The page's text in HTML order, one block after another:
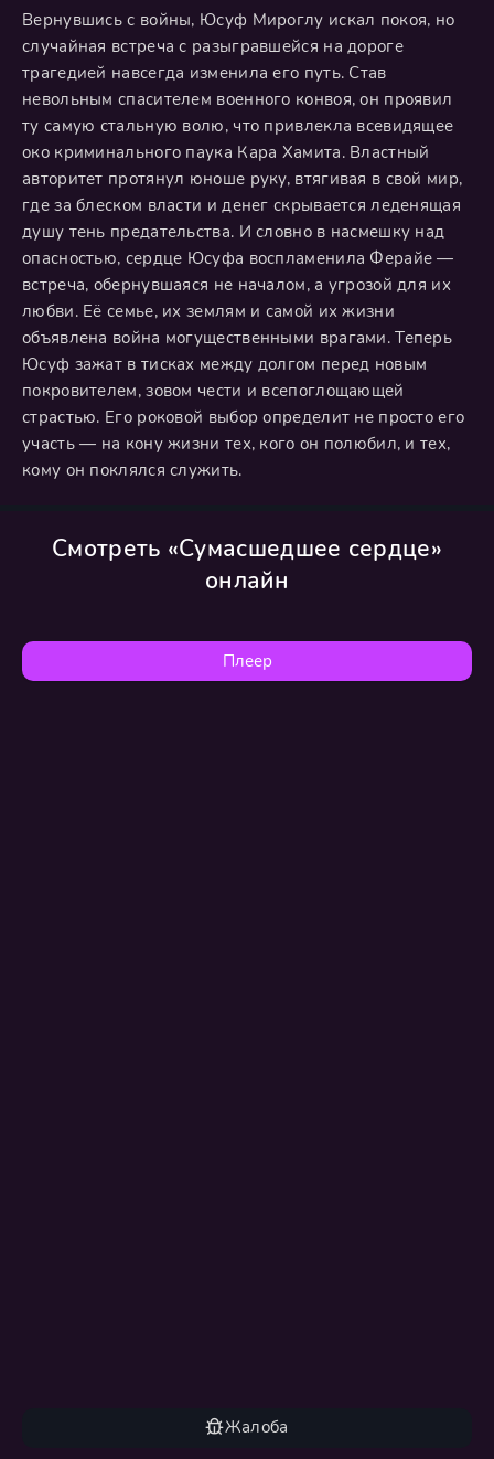
Вернувшись с войны, Юсуф Мироглу искал покоя, но
случайная встреча с разыгравшейся на дороге
трагедией навсегда изменила его путь. Став
невольным спасителем военного конвоя, он проявил
ту самую стальную волю, что привлекла всевидящее
око криминального паука Кара Хамита. Властный
авторитет протянул юноше руку, втягивая в свой мир,
где за блеском власти и денег скрывается леденящая
душу тень предательства. И словно в насмешку над
опасностью, сердце Юсуфа воспламенила Ферайе —
встреча, обернувшаяся не началом, а угрозой для их
любви. Её семье, их землям и самой их жизни
объявлена война могущественными врагами. Теперь
Юсуф зажат в тисках между долгом перед новым
покровителем, зовом чести и всепоглощающей
страстью. Его роковой выбор определит не просто его
участь — на кону жизни тех, кого он полюбил, и тех,
кому он поклялся служить.
Смотреть «Сумасшедшее сердце»
онлайн
Плеер
Жалоба